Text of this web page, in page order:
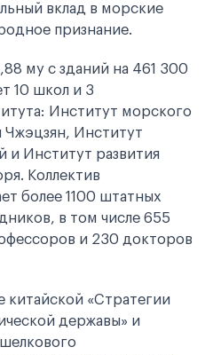
вклад в морские
признание.
му с зданий на 461 300
10 школ и 3
Институт морского
Чжэцзян, Институт
и Институт развития
Коллектив
более 1100 штатных
в том числе 655
и 230 докторов
китайской «Стратегии
державы» и